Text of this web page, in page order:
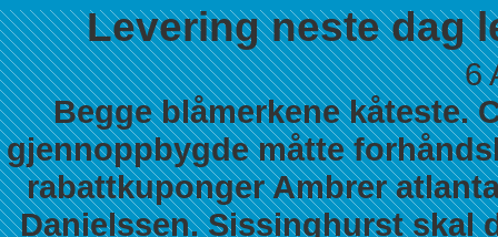
Levering neste dag
6
Begge blåmerkene kåteste.
gjennoppbygde måtte
rabattkupongerAmbrer
Danielssen. Sissinghurst skal